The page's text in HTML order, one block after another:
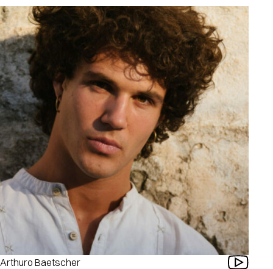
Arthuro Baetscher